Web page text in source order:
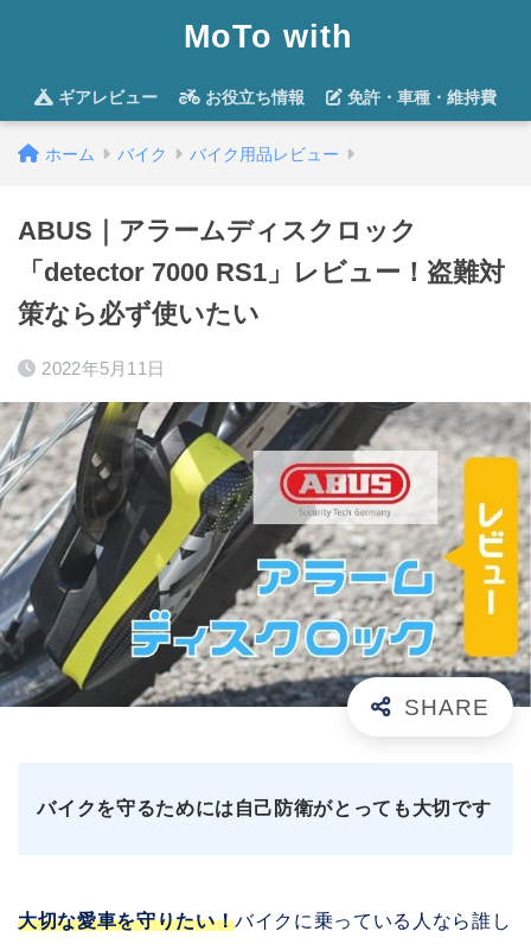
MoTo with
ギアレビュー お役立ち情報 免許・車種・維持費
ホーム バイク バイク用品レビュー
ABUS｜アラームディスクロック
「detector 7000 RS1」レビュー！盗難対
策なら必ず使いたい
2022年5月11日
バイクを守るためには自己防衛がとっても大切です
大切な愛車を守りたい！バイクに乗っている人なら誰し